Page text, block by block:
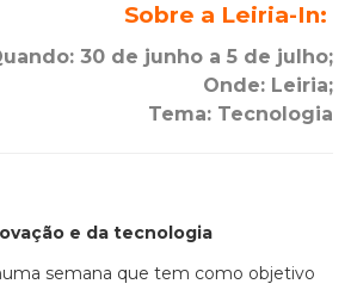
Sobre a Leiria-In:
30 de junho a 5 de julho;
Onde: Leiria;
Tema: Tecnologia
e da tecnologia
semana que tem como objetivo